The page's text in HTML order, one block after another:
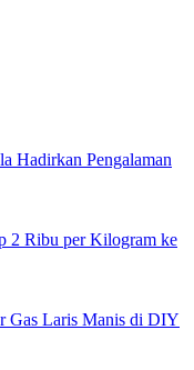
Hadirkan Pengalaman
2 Ribu per Kilogram ke
Gas Laris Manis di DIY